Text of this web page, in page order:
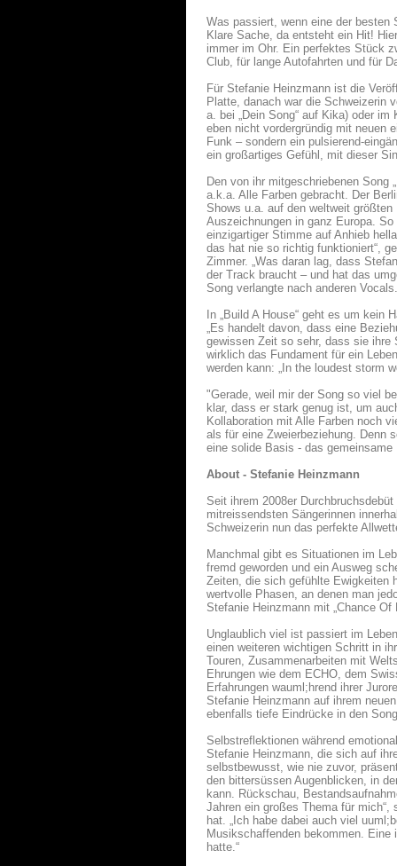
Was passiert, wenn eine der besten
Klare Sache, da entsteht ein Hit!
immer im Ohr. Ein perfektes Stück
Club, für lange Autofahrten und für
Für Stefanie Heinzmann ist die
Platte, danach war die Schweizerin
a. bei „Dein Song“ auf Kika) oder
eben nicht vordergründig mit neuen
Funk – sondern ein pulsierend-
ein großartiges Gefühl, mit dieser
Den von ihr mitgeschriebenen Song
a.k.a. Alle Farben gebracht. Der
Shows u.a. auf den weltweit
Auszeichnungen in ganz Europa.
einzigartiger Stimme auf Anhieb
das hat nie so richtig funktioniert“,
Zimmer. „Was daran lag, dass
der Track braucht – und hat das
Song verlangte nach anderen
In „Build A House“ geht es um
„Es handelt davon, dass eine
gewissen Zeit so sehr, dass sie ihre
wirklich das Fundament für ein
werden kann: „In the loudest storm
"Gerade, weil mir der Song so viel
klar, dass er stark genug ist, um
Kollaboration mit Alle Farben noch
als für eine Zweierbeziehung. Denn
eine solide Basis - das
About - Stefanie Heinzmann
Seit ihrem 2008er
mitreissendsten Sängerinnen
Schweizerin nun das perfekte
Manchmal gibt es Situationen im
fremd geworden und ein Ausweg
Zeiten, die sich gefühlte Ewigkeiten
wertvolle Phasen, an denen man
Stefanie Heinzmann mit „Chance
Unglaublich viel ist passiert im
einen weiteren wichtigen Schritt in
Touren, Zusammenarbeiten mit
Ehrungen wie dem ECHO, dem
Erfahrungen wauml;hrend ihrer
Stefanie Heinzmann auf ihrem
ebenfalls tiefe Eindrücke in den
Selbstreflektionen während
Stefanie Heinzmann, die sich auf
selbstbewusst, wie nie zuvor,
den bittersüssen Augenblicken, in
kann. Rückschau,
Jahren ein großes Thema für
hat. „Ich habe dabei auch viel
Musikschaffenden bekommen.
hatte.“